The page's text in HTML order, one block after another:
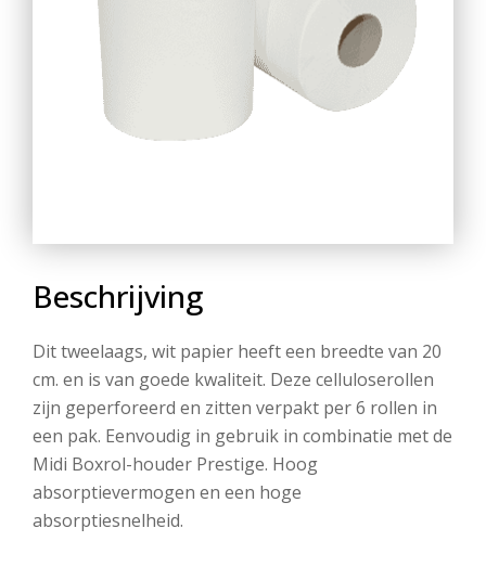
Beschrijving
Dit tweelaags, wit papier heeft een breedte van 20
cm. en is van goede kwaliteit. Deze celluloserollen
zijn geperforeerd en zitten verpakt per 6 rollen in
een pak. Eenvoudig in gebruik in combinatie met de
Midi Boxrol-houder Prestige. Hoog
absorptievermogen en een hoge
absorptiesnelheid.